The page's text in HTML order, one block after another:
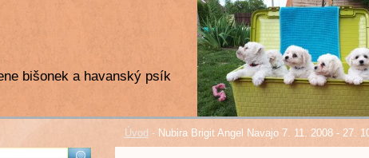
bišonek a havanský psík
Úvod - Nubira Brigit Angel Navajo 7. 11. 2008 - 27.